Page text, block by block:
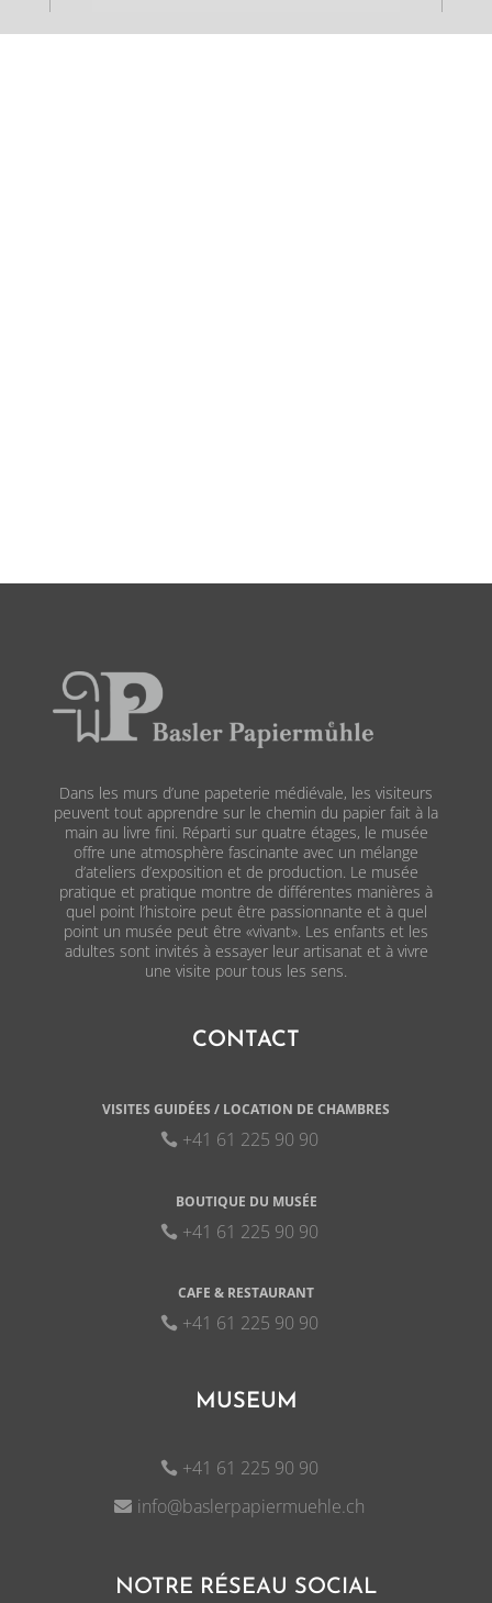
Dans les murs d’une papeterie médiévale, les visiteurs
peuvent tout apprendre sur le chemin du papier fait à la
main au livre fini. Réparti sur quatre étages, le musée
offre une atmosphère fascinante avec un mélange
d’ateliers d’exposition et de production. Le musée
pratique et pratique montre de différentes manières à
quel point l’histoire peut être passionnante et à quel
point un musée peut être «vivant». Les enfants et les
adultes sont invités à essayer leur artisanat et à vivre
une visite pour tous les sens.
CONTACT
VISITES GUIDÉES / LOCATION DE CHAMBRES
+41 61 225 90 90
BOUTIQUE DU MUSÉE
+41 61 225 90 90
CAFE & RESTAURANT
+41 61 225 90 90
MUSEUM
+41 61 225 90 90
info@baslerpapiermuehle.ch
NOTRE RÉSEAU SOCIAL